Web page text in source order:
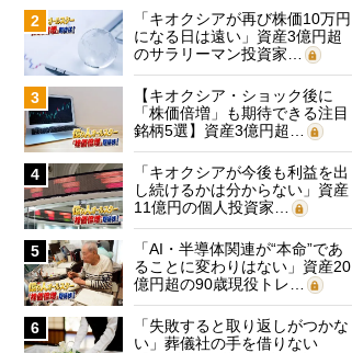
2
「キオクシアが再び株価10万円
になる日は遠い」資産3億円超
のサラリーマン投資家…
3
【キオクシア・ショック後に
「株価倍増」も期待できる注目
銘柄5選】資産3億円超…
4
「キオクシアが今後も利益を出
し続けるかは分からない」資産
11億円の個人投資家…
5
「AI・半導体関連が“本命”であ
ることに変わりはない」資産20
億円超の90歳現役トレ…
6
「失敗すると取り返しがつかな
い」葬儀社の手を借りない